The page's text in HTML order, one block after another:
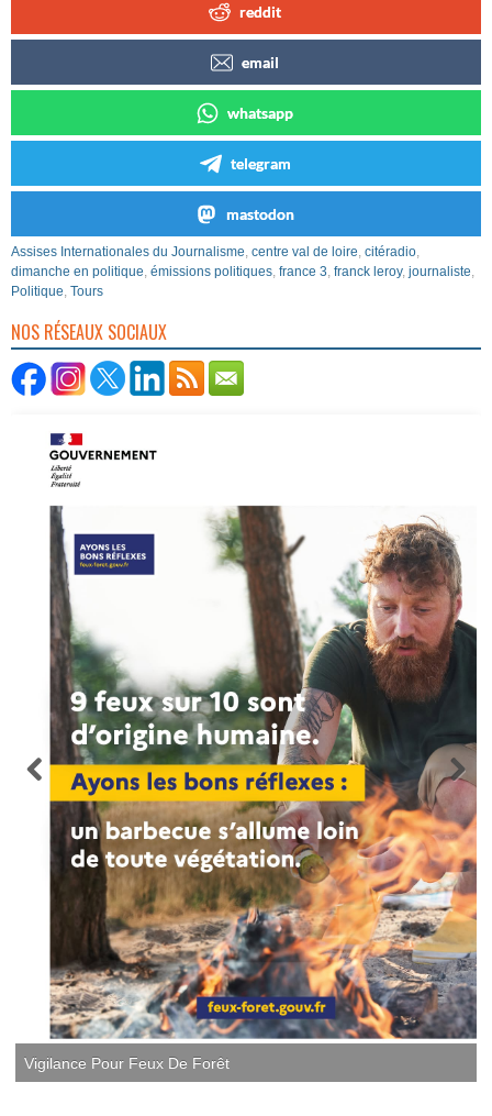
reddit
email
whatsapp
telegram
mastodon
Assises Internationales du Journalisme, centre val de loire, citéradio,
dimanche en politique, émissions politiques, france 3, franck leroy, journaliste,
Politique, Tours
NOS RÉSEAUX SOCIAUX